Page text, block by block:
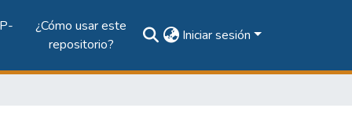
¿Cómo usar este
repositorio?
Iniciar sesión